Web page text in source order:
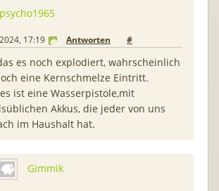
psycho1965
17:19 Antworten #
es noch explodiert, wahrscheinlich
eine Kernschmelze Eintritt.
es ist eine Wasserpistole,mit
Akkus, die jeder von uns
im Haushalt hat.
Gimmik